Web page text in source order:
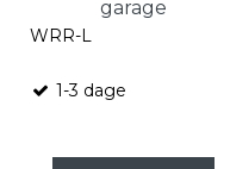
garage
WRR-L
1-3 dage